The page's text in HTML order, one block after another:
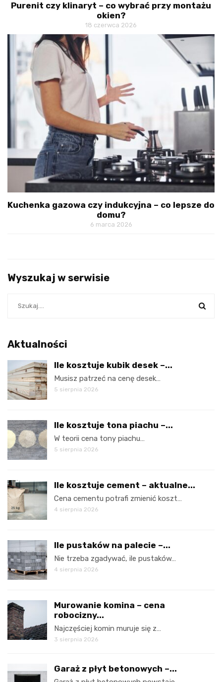
Purenit czy klinaryt – co wybrać przy montażu
okien?
18 czerwca 2026
Kuchenka gazowa czy indukcyjna – co lepsze do
domu?
6 marca 2026
Wyszukaj w serwisie
Aktualności
Ile kosztuje kubik desek –...
Musisz patrzeć na cenę desek…
5 sierpnia 2026
Ile kosztuje tona piachu –...
W teorii cena tony piachu…
5 sierpnia 2026
Ile kosztuje cement – aktualne...
Cena cementu potrafi zmienić koszt…
4 sierpnia 2026
Ile pustaków na palecie –...
Nie trzeba zgadywać, ile pustaków…
4 sierpnia 2026
Murowanie komina – cena
robocizny...
Najczęściej komin muruje się z…
3 sierpnia 2026
Garaż z płyt betonowych –...